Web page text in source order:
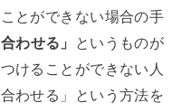
とができない場合の手
わせる」
というものが
けることができない人
わせる」という方法を